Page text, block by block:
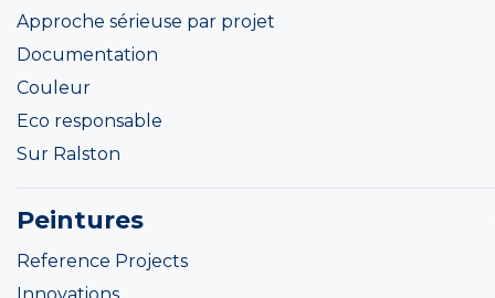
Approche sérieuse par projet
Documentation
Couleur
Eco responsable
Sur Ralston
Peintures
Reference Projects
Innovations